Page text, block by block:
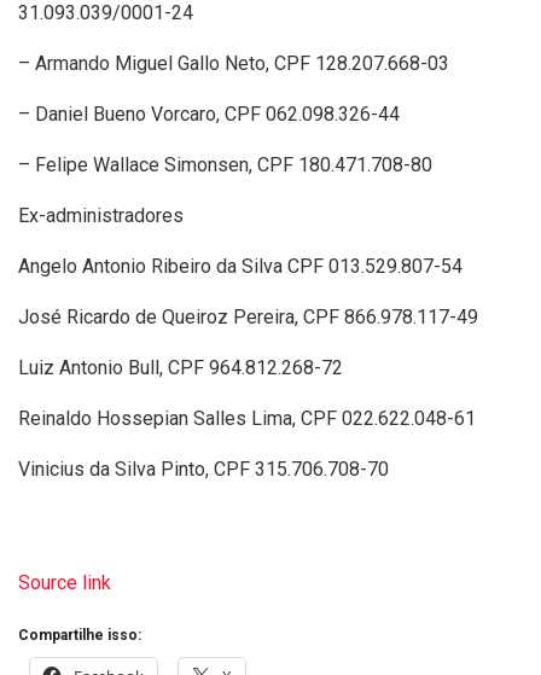
31.093.039/0001-24
– Armando Miguel Gallo Neto, CPF 128.207.668-03
– Daniel Bueno Vorcaro, CPF 062.098.326-44
– Felipe Wallace Simonsen, CPF 180.471.708-80
Ex-administradores
Angelo Antonio Ribeiro da Silva CPF 013.529.807-54
José Ricardo de Queiroz Pereira, CPF 866.978.117-49
Luiz Antonio Bull, CPF 964.812.268-72
Reinaldo Hossepian Salles Lima, CPF 022.622.048-61
Vinicius da Silva Pinto, CPF 315.706.708-70
Source link
Compartilhe isso: